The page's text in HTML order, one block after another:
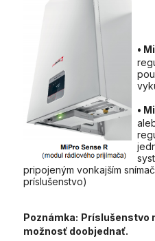
•
•
pripojeným vonkajším
príslušenstvo)
Poznámka: Príslušenstvo
možnosť doobjednať.